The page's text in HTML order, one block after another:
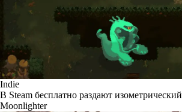
Indie
В Steam бесплатно раздают
Moonlighter